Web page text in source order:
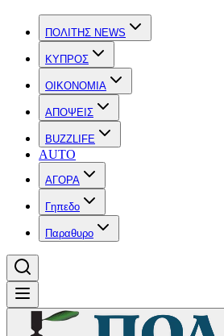
ΠΟΛΙΤΗΣ NEWS
ΚΥΠΡΟΣ
OIKONOMIA
ΑΠΟΨΕΙΣ
BUZZLIFE
AUTO
ΑΓΟΡΑ
Γηπεδο
Παραθυρο